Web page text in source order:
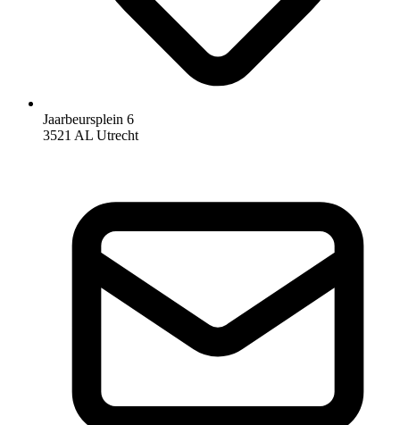
Jaarbeursplein 6
3521 AL Utrecht